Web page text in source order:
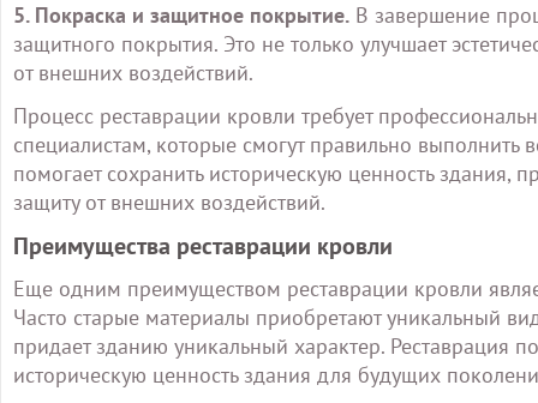
5. Покраска и защитное покрытие. В завершение
защитного покрытия. Это не только улучшает
от внешних воздействий.
Процесс реставрации кровли требует
специалистам, которые смогут правильно
помогает сохранить историческую ценность здания,
защиту от внешних воздействий.
Преимущества реставрации кровли
Еще одним преимуществом реставрации кровли
Часто старые материалы приобретают уникальный
придает зданию уникальный характер. Реставрация
историческую ценность здания для будущих